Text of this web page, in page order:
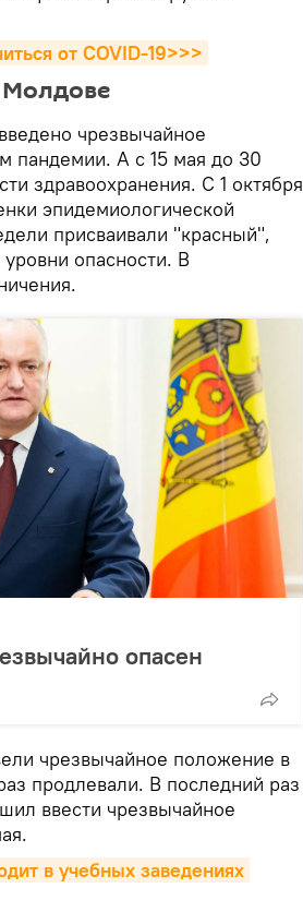
от COVID-19>>>
Молдове
чрезвычайное
пандемии. А с 15 мая до 30
здравоохранения. С 1 октября
эпидемиологической
присваивали "красный",
опасности. В
опасен
чрезвычайное положение в
продлевали. В последний раз
ввести чрезвычайное
в учебных заведениях